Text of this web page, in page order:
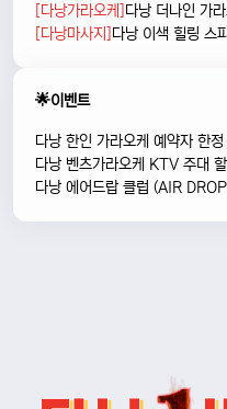
[다낭가라오케]다낭 더나인 가
[다낭마사지]다낭 이색 힐링 스
🌟이벤트
다낭 한인 가라오케 예약자 한
다낭 벤츠가라오케 KTV 주대
다낭 에어드랍 클럽 (AIR